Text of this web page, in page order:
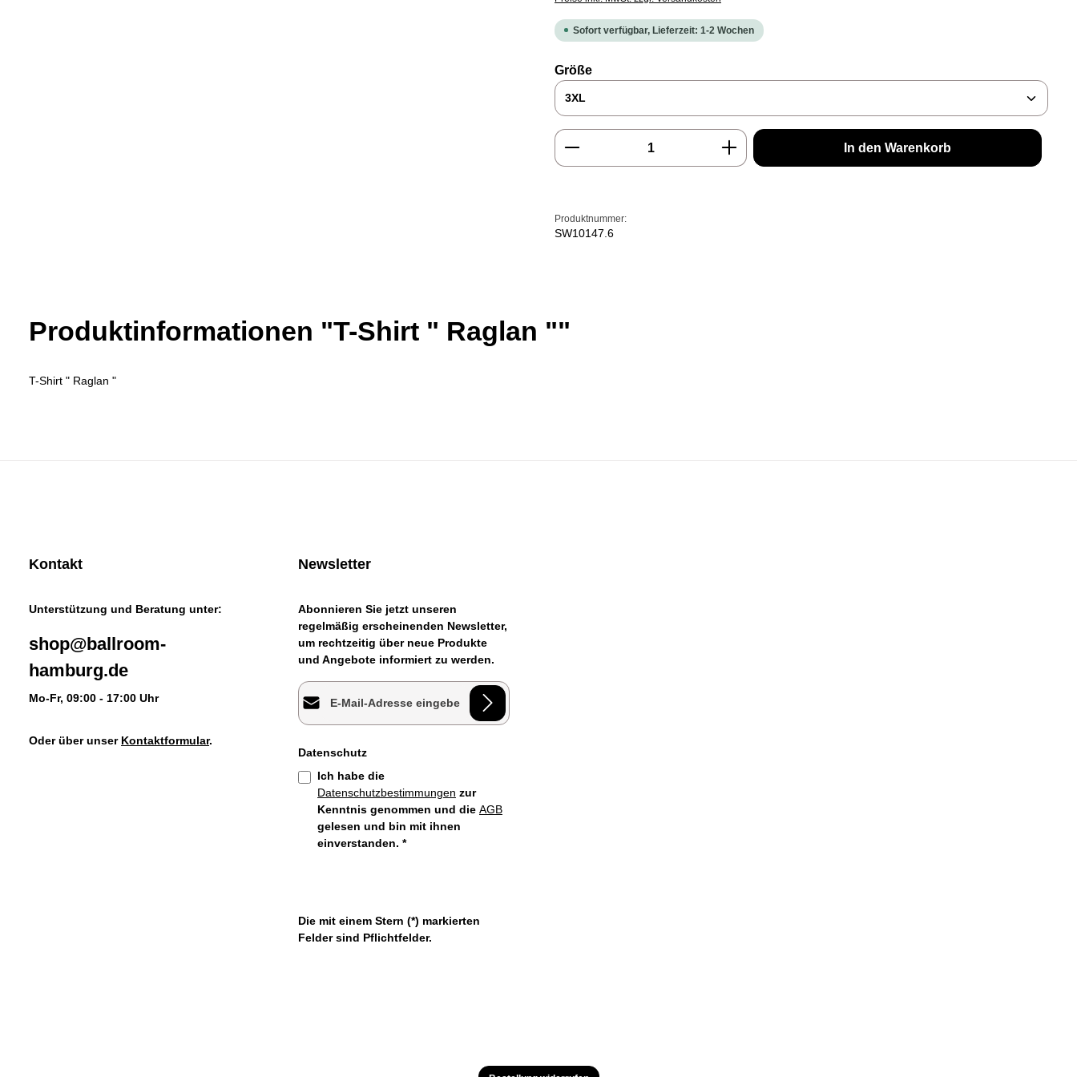
Sofort verfügbar, Lieferzeit: 1-2 Wochen
Größeauswählen
Produkt Anzahl: Gib den gewünschten Wert ein oder
In den Warenkorb
Produktnummer:
SW10147.6
Produktinformationen "T-Shirt " Raglan ""
T-Shirt " Raglan "
Kontakt
Unterstützung und Beratung unter:
shop@ballroom-
hamburg.de
Mo-Fr, 09:00 - 17:00 Uhr
Oder über unser Kontaktformular.
Newsletter
Abonnieren Sie jetzt unseren
regelmäßig erscheinenden Newsletter,
um rechtzeitig über neue Produkte
und Angebote informiert zu werden.
E-Mail-Adresse*
Datenschutz
Ich habe die
Datenschutzbestimmungen zur
Kenntnis genommen und die AGB
gelesen und bin mit ihnen
einverstanden. *
Die mit einem Stern (*) markierten
Felder sind Pflichtfelder.